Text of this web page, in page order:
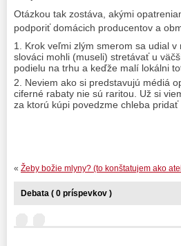
Otázkou tak zostáva, akými
podporiť domácich producentov a
Krok veľmi zlým smerom sa udial
slováci mohli (museli) stretávať u
podielu na trhu a keďže malí lokálni
Neviem ako si predstavujú médiá
ciferné rabaty nie sú raritou. Už si
za ktorú kúpi povedzme chleba
« Žeby božie mlyny? (to konštatujem ako
Debata ( 0 príspevkov )